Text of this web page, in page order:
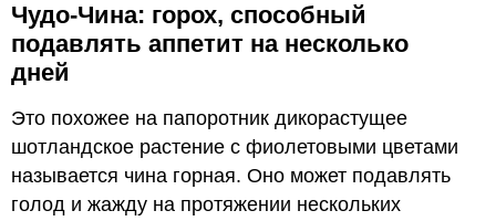
Чудо-Чина: горох, способный
подавлять аппетит на несколько
дней
Это похожее на папоротник дикорастущее
шотландское растение с фиолетовыми цветами
называется чина горная. Оно может подавлять
голод и жажду на протяжении нескольких